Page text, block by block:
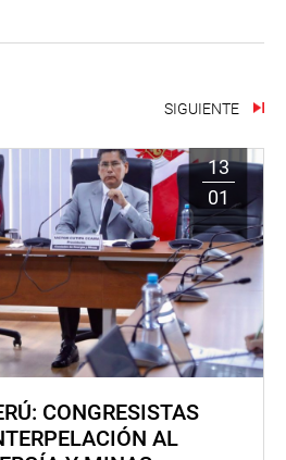
SIGUIENTE
13
01
CONGRESISTAS
AL